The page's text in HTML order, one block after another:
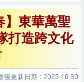
】東華萬聖
打造跨文化
後更新日期 : 2025-10-30